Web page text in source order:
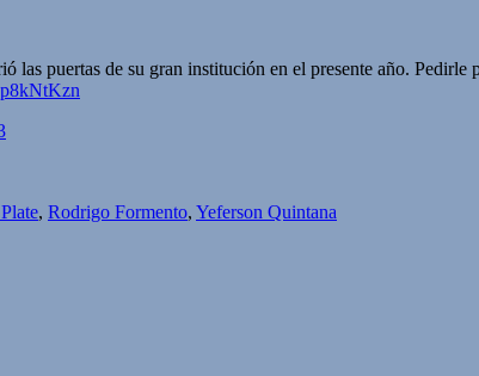
las puertas de su gran institución en el presente año.
, Rodrigo Formento, Yeferson Quintana